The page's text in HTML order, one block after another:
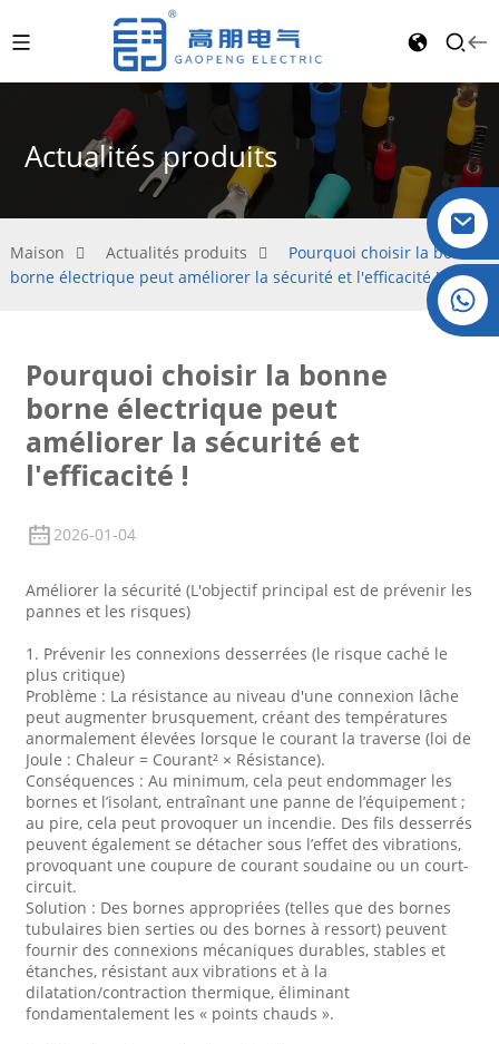
Actualités produits
Maison Actualités produits
Pourquoi choisir la bonne
borne électrique peut améliorer la sécurité et l'efficacité !
Pourquoi choisir la bonne
borne électrique peut
améliorer la sécurité et
l'efficacité !
2026-01-04
Améliorer la sécurité (L'objectif principal est de prévenir les
pannes et les risques)
1. Prévenir les connexions desserrées (le risque caché le
plus critique)
Problème : La résistance au niveau d'une connexion lâche
peut augmenter brusquement, créant des températures
anormalement élevées lorsque le courant la traverse (loi de
Joule : Chaleur = Courant² × Résistance).
Conséquences : Au minimum, cela peut endommager les
bornes et l’isolant, entraînant une panne de l’équipement ;
au pire, cela peut provoquer un incendie. Des fils desserrés
peuvent également se détacher sous l’effet des vibrations,
provoquant une coupure de courant soudaine ou un court-
circuit.
Solution : Des bornes appropriées (telles que des bornes
tubulaires bien serties ou des bornes à ressort) peuvent
fournir des connexions mécaniques durables, stables et
étanches, résistant aux vibrations et à la
dilatation/contraction thermique, éliminant
fondamentalement les « points chauds ».